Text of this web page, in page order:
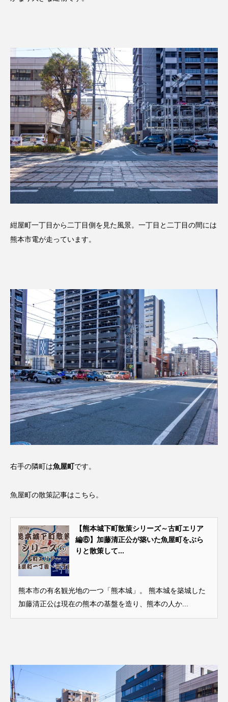
紺屋町一丁目から二丁目側を見た風景。一丁目と二丁目の間には
熊本市電が走っています。
右手の隣町は魚屋町です。
魚屋町の散策記事はこちら。
【熊本城下町散策シリーズ～古町エリア
編⑥】加藤清正公が築いた魚屋町をぶら
りと散策して...
熊本市の有名観光地の一つ「熊本城」。 熊本城を築城した
加藤清正公は現在の熊本の基盤を造り、熊本の人か...